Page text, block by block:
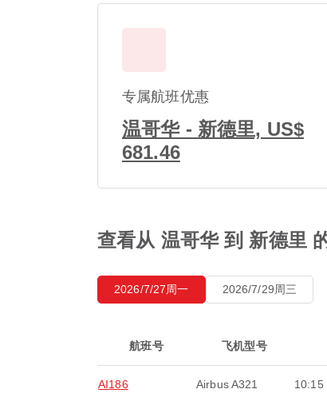
专属航班优惠
温哥华 - 新德里, US$
681.46
查看从 温哥华 到 新德里
2026/7/27周一 2026/7/29周三
航班号 飞机型号
AI186 Airbus A321 10:15